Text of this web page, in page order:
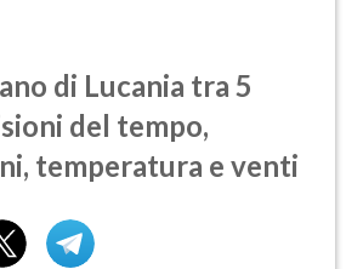
di Lucania tra 5
del tempo,
temperatura e venti